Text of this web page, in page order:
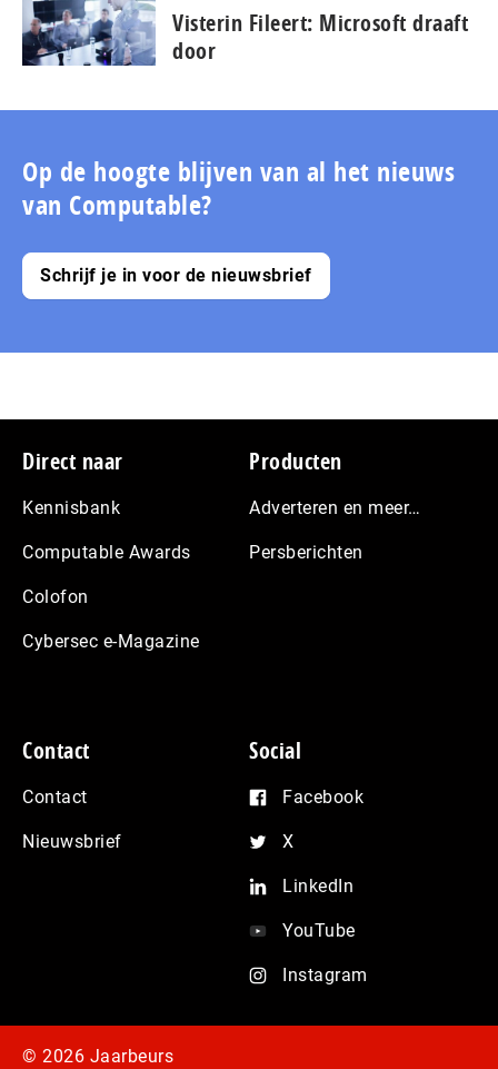
Visterin Fileert: Microsoft draaft
door
Op de hoogte blijven van al het nieuws
van Computable?
Schrijf je in voor de nieuwsbrief
Footer
Direct naar
Kennisbank
Computable Awards
Colofon
Cybersec e-Magazine
Producten
Adverteren en meer…
Persberichten
Contact
Contact
Nieuwsbrief
Social
Facebook
X
LinkedIn
YouTube
Instagram
© 2026 Jaarbeurs